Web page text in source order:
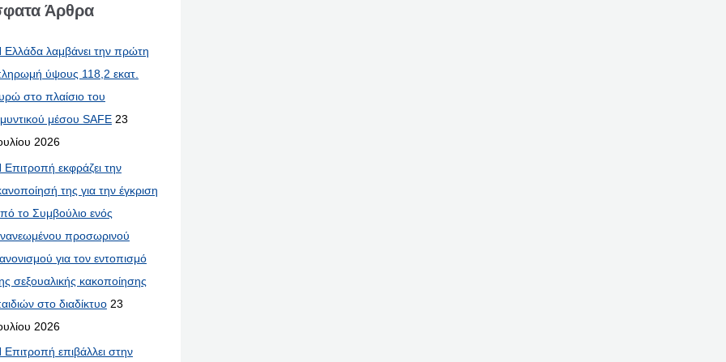
Άρθρα
Ελλάδα λαμβάνει την πρώτη
ύψους 118,2 εκατ.
στο πλαίσιο του
μέσου SAFE 23
2026
Επιτροπή εκφράζει την
της για την έγκριση
το Συμβούλιο ενός
προσωρινού
για τον εντοπισμό
σεξουαλικής κακοποίησης
στο διαδίκτυο 23
2026
Επιτροπή επιβάλλει στην